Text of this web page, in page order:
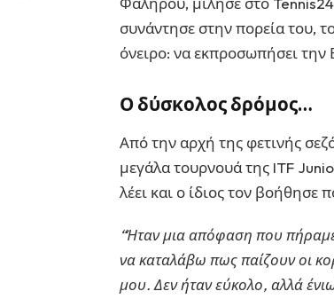
συνάντησε στην πορεία του,
όνειρο: να εκπροσωπήσει
Ο δύσκολος δρόμος…
Από την αρχή της φετινής
μεγάλα τουρνουά της ITF
λέει και ο ίδιος τον βοήθησε
“Ήταν μια απόφαση που
να καταλάβω πως παίζουν οι
μου. Δεν ήταν εύκολο, αλλά